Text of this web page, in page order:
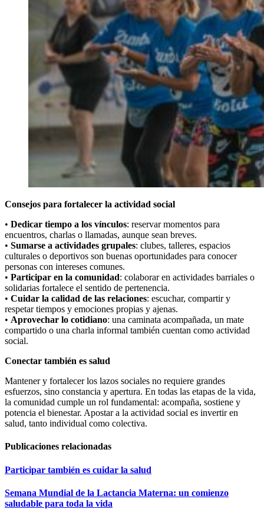
Consejos para fortalecer la actividad social
• Dedicar tiempo a los vínculos: reservar momentos para
encuentros, charlas o llamadas, aunque sean breves.
• Sumarse a actividades grupales: clubes, talleres, espacios
culturales o deportivos son buenas oportunidades para conocer
personas con intereses comunes.
• Participar en la comunidad: colaborar en actividades barriales o
solidarias fortalece el sentido de pertenencia.
• Cuidar la calidad de las relaciones: escuchar, compartir y
respetar tiempos y emociones propias y ajenas.
• Aprovechar lo cotidiano: una caminata acompañada, un mate
compartido o una charla informal también cuentan como actividad
social.
Conectar también es salud
Mantener y fortalecer los lazos sociales no requiere grandes
esfuerzos, sino constancia y apertura. En todas las etapas de la vida,
la comunidad cumple un rol fundamental: acompaña, sostiene y
potencia el bienestar. Apostar a la actividad social es invertir en
salud, tanto individual como colectiva.
Publicaciones relacionadas
Participar también es cuidar la salud
Semana Mundial de la Lactancia Materna: un comienzo
saludable para toda la vida